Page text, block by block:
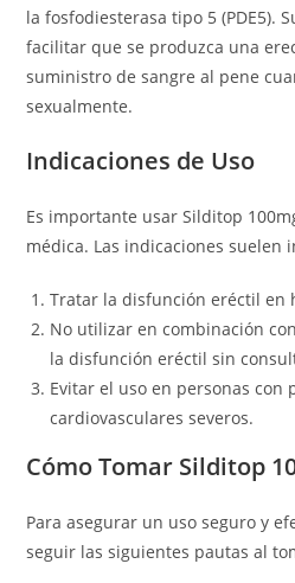
la fosfodiesterasa tipo 5 (PDE5).
facilitar que se produzca una
suministro de sangre al pene
sexualmente.
Indicaciones de Uso
Es importante usar Silditop
médica. Las indicaciones suelen
Tratar la disfunción eréctil en
No utilizar en combinación
la disfunción eréctil sin
Evitar el uso en personas con
cardiovasculares severos.
Cómo Tomar Silditop
Para asegurar un uso seguro y
seguir las siguientes pautas al